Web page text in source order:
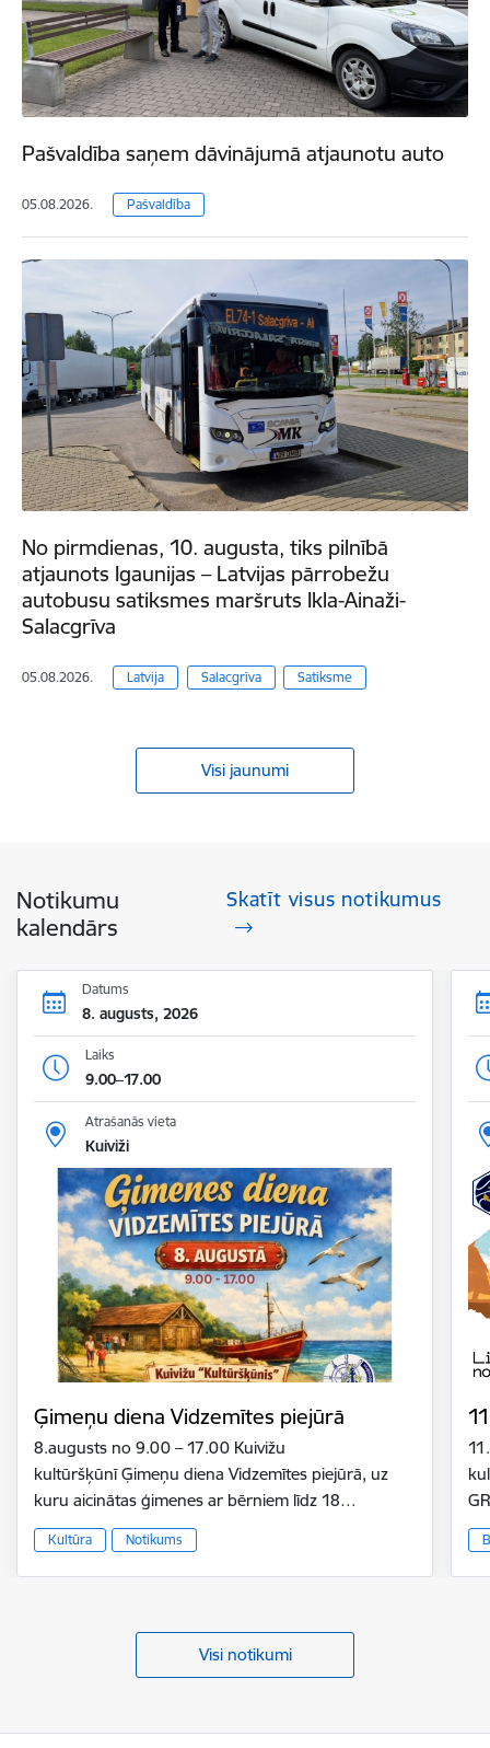
Pašvaldība saņem dāvinājumā atjaunotu auto
05.08.2026. Pašvaldība
No pirmdienas, 10. augusta, tiks pilnībā
atjaunots Igaunijas – Latvijas pārrobežu
autobusu satiksmes maršruts Ikla-Ainaži-
Salacgrīva
05.08.2026. Latvija Salacgrīva Satiksme
Visi jaunumi
Notikumu
kalendārs
Skatīt visus notikumus
Datums
8. augusts, 2026
Laiks
9.00–17.00
Atrašanās vieta
Kuiviži
Ģimeņu diena Vidzemītes piejūrā
8.augusts no 9.00 – 17.00 Kuivižu
kultūršķūnī Ģimeņu diena Vidzemītes piejūrā, uz
kuru aicinātas ģimenes ar bērniem līdz 18…
Kultūra Notikums
Visi notikumi